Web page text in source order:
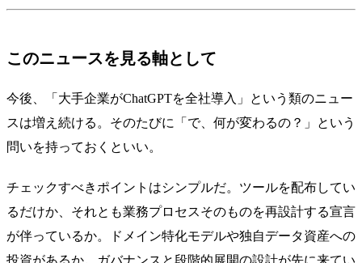
このニュースを見る軸として
今後、「大手企業がChatGPTを全社導入」という類のニュー
スは増え続ける。そのたびに「で、何が変わるの？」という
問いを持っておくといい。
チェックすべきポイントはシンプルだ。ツールを配布してい
るだけか、それとも業務プロセスそのものを再設計する宣言
が伴っているか。ドメイン特化モデルや独自データ資産への
投資があるか。ガバナンスと段階的展開の設計が先に来てい